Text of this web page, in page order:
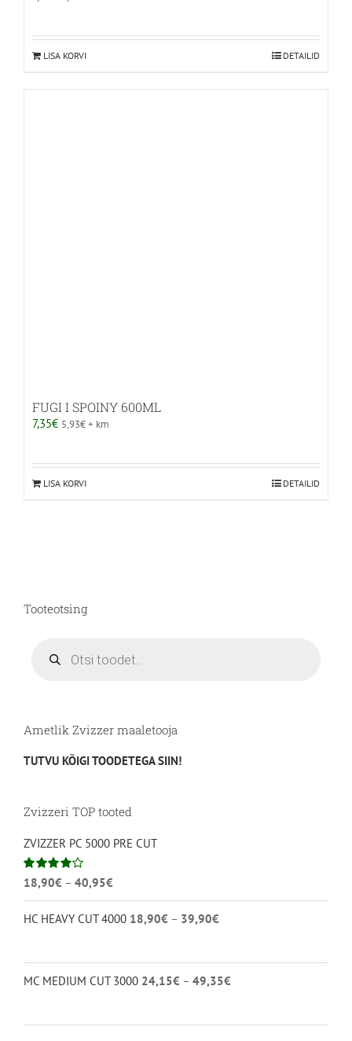
LISA KORVI DETAILID
FUGI I SPOINY 600ML
7,35€ 5,93€+ km
LISA KORVI DETAILID
Tooteotsing
search
Ametlik Zvizzer maaletooja
TUTVU KÕIGI TOODETEGA SIIN!
Zvizzeri TOP tooted
ZVIZZER PC 5000 PRE CUT
Hinnanguga
18,90€ – 40,95€
18,90€
kuni
HC HEAVY CUT 4000 18,90€ – 39,90€
39,90€
MC MEDIUM CUT 3000 24,15€ – 49,35€